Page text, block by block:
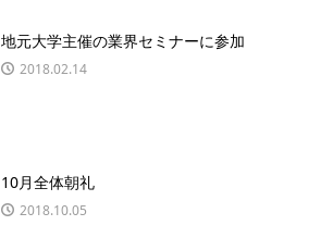
地元大学主催の業界セミナーに参加
2018.02.14
10月全体朝礼
2018.10.05